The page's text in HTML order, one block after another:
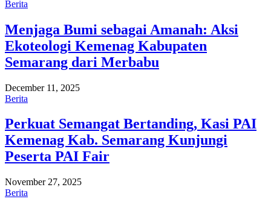
Berita
Menjaga Bumi sebagai Amanah: Aksi
Ekoteologi Kemenag Kabupaten
Semarang dari Merbabu
December 11, 2025
Berita
Perkuat Semangat Bertanding, Kasi PAI
Kemenag Kab. Semarang Kunjungi
Peserta PAI Fair
November 27, 2025
Berita